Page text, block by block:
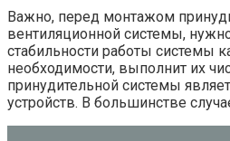
Важно, перед монтажом
вентиляционной системы,
стабильности работы системы
необходимости, выполнит их
принудительной системы
устройств. В большинстве